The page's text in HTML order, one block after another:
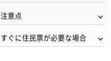
注意点
すぐに住民票が必要な場合